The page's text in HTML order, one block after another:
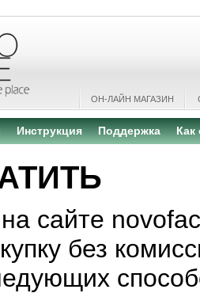
ОН-ЛАЙН МАГАЗИН
Инструкция Поддержка Как
сайте
без